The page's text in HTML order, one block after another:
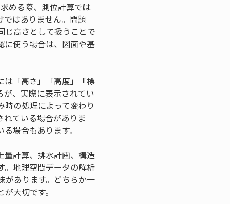
める際、測位計算では
ではありません。問題
じ高さとして扱うことで
に使う場合は、図面や基
は「高さ」「高度」「標
、実際に表示されてい
の処理によって変わり
ている場合がありま
場合もあります。
量計算、排水計画、構造
。地理空間データの解析
があります。どちらか一
大切です。